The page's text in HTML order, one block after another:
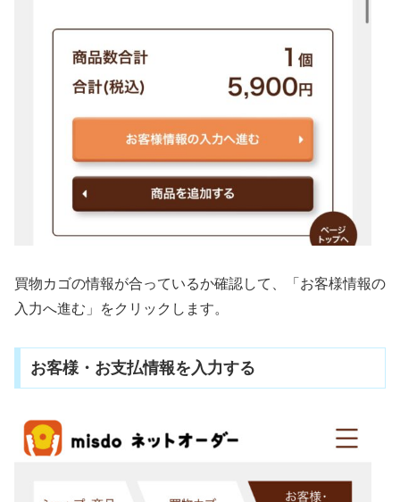
買物カゴの情報が合っているか確認して、「お客様情報の
入力へ進む」をクリックします。
お客様・お支払情報を入力する